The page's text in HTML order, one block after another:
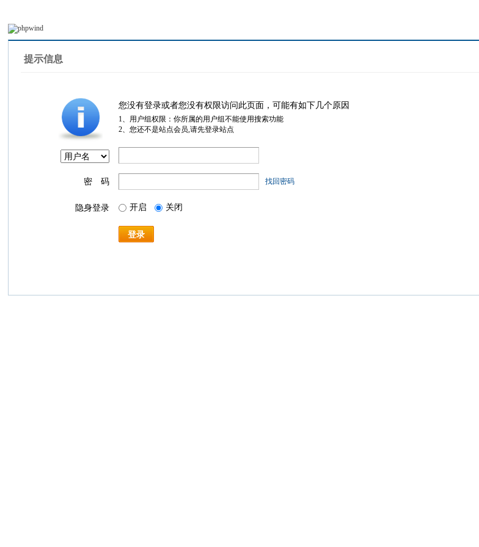
提示信息
您没有登录或者您没有权限访问此页面，可能有如下几个原因
1、用户组权限：你所属的用户组不能使用搜索功能
2、您还不是站点会员,请先登录站点
密 码 找回密码
隐身登录 开启 关闭
登录